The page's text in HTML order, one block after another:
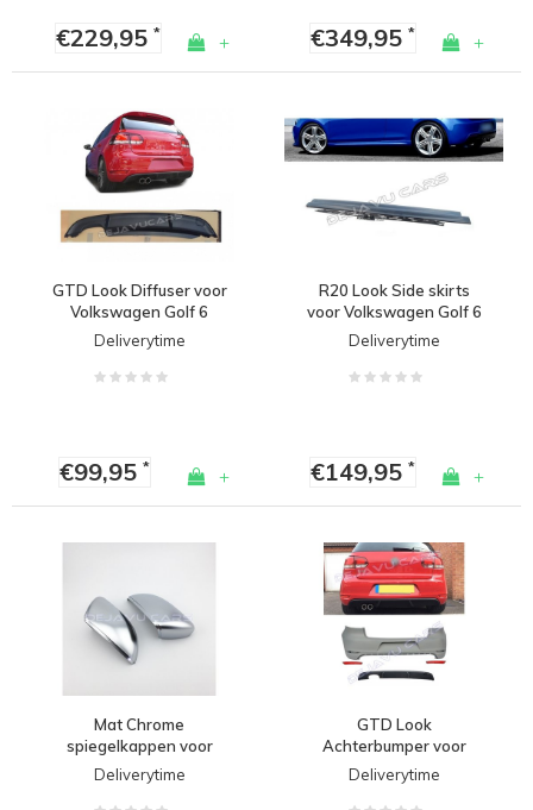
€229,95* + €349,95* +
GTD Look Diffuser voor
Volkswagen Golf 6
Deliverytime
€99,95* +
R20 Look Side skirts
voor Volkswagen Golf 6
Deliverytime
€149,95* +
Mat Chrome
spiegelkappen voor
Volkswagen Golf 6
Deliverytime
GTD Look
Achterbumper voor
Volkswagen Golf 6
Deliverytime